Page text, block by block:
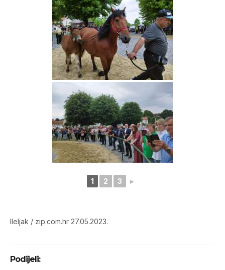
1 2 3 ►
lleljak / zip.com.hr 27.05.2023.
Podijeli: